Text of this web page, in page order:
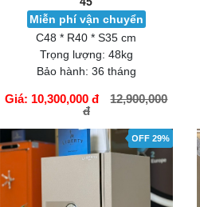
Két sắt Bofa model FDG-A1D-
45
Miễn phí vận chuyển
C48 * R40 * S35 cm
Trọng lượng:
Bảo hành:36 tháng
Giá: 10,300,000 đ
12,900,000
GIỎ HÀNG
OFF 29%